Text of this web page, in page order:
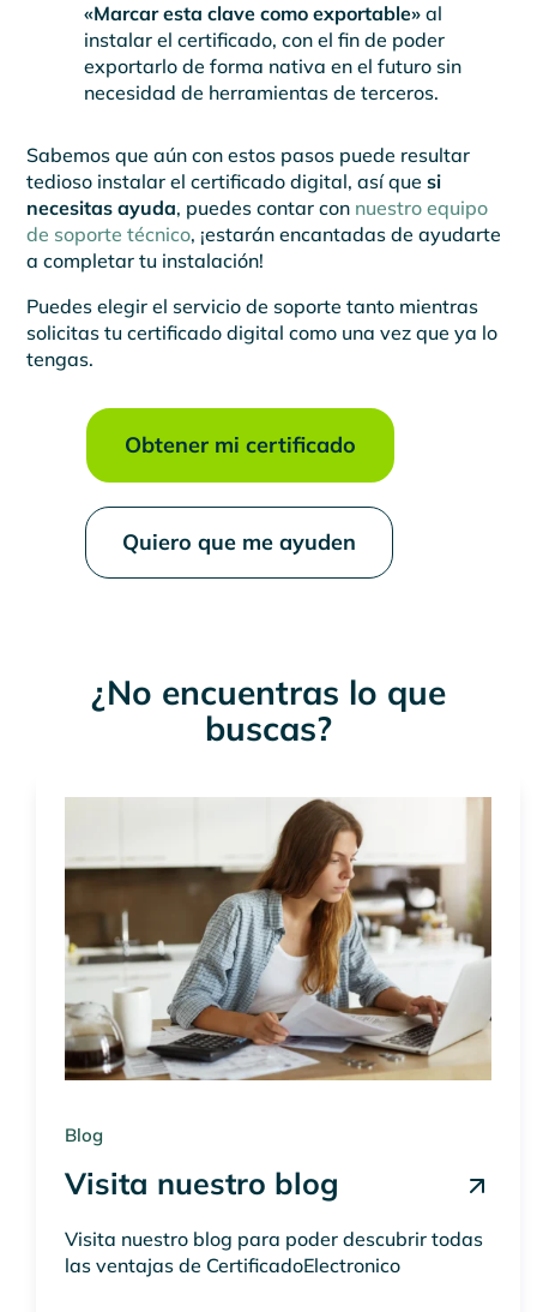
«Marcar esta clave como exportable»al
instalar el certificado, con el fin de poder
exportarlo de forma nativa en el futuro sin
necesidad de herramientas de terceros.
Sabemos que aún con estos pasos puede resultar
tedioso instalar el certificado digital, así quesi
necesitas ayuda, puedes contar con nuestro equipo
de soporte técnico, ¡estarán encantadas de ayudarte
a completar tu instalación!
Puedes elegir el servicio de soporte tanto mientras
solicitas tu certificado digital como una vez que ya lo
tengas.
Obtener mi certificado
Quiero que me ayuden
¿No encuentras lo que
buscas?
Blog
Visita nuestro blog
Visita nuestro blog para poder descubrir todas
las ventajas de CertificadoElectronico